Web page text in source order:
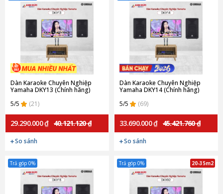
Dàn Karaoke Chuyên Nghiệp
Yamaha DKY13 (Chính hãng)
5/5
(21)
29.290.000 ₫ 40.121.120 ₫
So sánh
Dàn Karaoke Chuyên Nghiệp
Yamaha DKY14 (Chính hãng)
5/5
(69)
33.690.000 ₫ 45.421.760 ₫
So sánh
Trả góp 0% Trả góp 0% 20-35m2